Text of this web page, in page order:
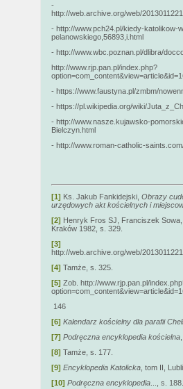
-
http://web.archive.org/web/
- http://www.pch24.pl/kiedy-
pelanowskiego,56893,i.html
- http://www.wbc.poznan.pl/dlibra/
http://www.rjp.pan.pl/index.php?
- https://www.faustyna.pl/zmbm/
- https://pl.wikipedia.org/wiki/
- http://www.nasze.kujawsko-
Bielczyn.html
- http://www.roman-catholic-
[1] Ks. Jakub Fankidejski, Obrazy
urzędowych akt kościelnych i
[2] Henryk Fros SJ, Franciszek
Kraków 1982, s. 329.
[3]
http://web.archive.org/web/
[4] Tamże, s. 325.
[5] Zob. http://www.rjp.pan.pl/
146
[6] Kalendarz kościelny dla parafii
[7] Podręczna encyklopedia kościelna
[8] Tamże, s. 177.
[9] Encyklopedia Katolicka , tom II,
[10] Podręczna encyklopedia ..., s. 188.